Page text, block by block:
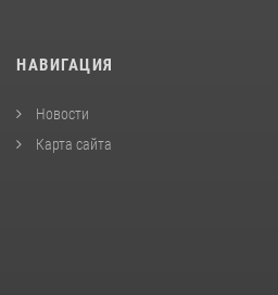
НАВИГАЦИЯ
Новости
Карта сайта